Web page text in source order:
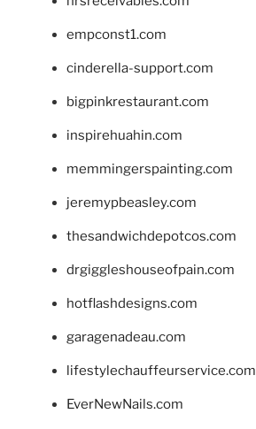
empconst1.com
cinderella-support.com
bigpinkrestaurant.com
inspirehuahin.com
memmingerspainting.com
jeremypbeasley.com
thesandwichdepotcos.com
drgiggleshouseofpain.com
hotflashdesigns.com
garagenadeau.com
lifestylechauffeurservice.com
EverNewNails.com